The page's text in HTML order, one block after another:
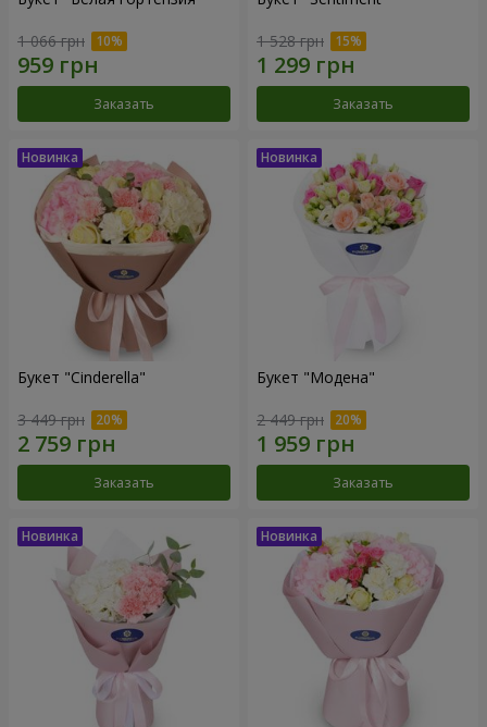
1 066 грн
Заказать
1 528 грн
Заказать
Букет "Cinderella"
3 449 грн
Заказать
Букет "Модена"
2 449 грн
Заказать